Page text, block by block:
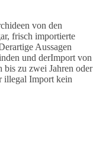
von den
frisch importierte
Aussagen
und derImport von
zu zwei Jahren oder
illegal Import kein